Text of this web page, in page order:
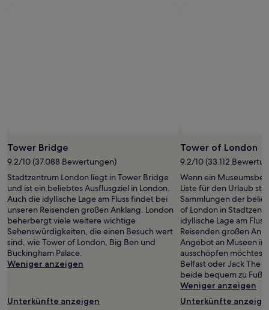
Es
können
zusätzliche
Bedingungen
gelten.
Tower Bridge
9.2/10 (37.088 Bewertungen)
Stadtzentrum London liegt in Tower Bridge
und ist ein beliebtes Ausflusgziel in London.
Auch die idyllische Lage am Fluss findet bei
unseren Reisenden großen Anklang. London
beherbergt viele weitere wichtige
Sehenswürdigkeiten, die einen Besuch wert
sind, wie Tower of London, Big Ben und
Buckingham Palace.
Weniger anzeigen
Unterkünfte anzeigen
Tower of London
9.2/10 (33.112
Wenn ein
Liste für den Urlaub
Sammlungen der
of London in
idyllische Lage am
Reisenden großen
Angebot an Museen in
ausschöpfen
Belfast oder Jack The
beide bequem zu Fuß
Weniger anzeigen
Unterkünfte